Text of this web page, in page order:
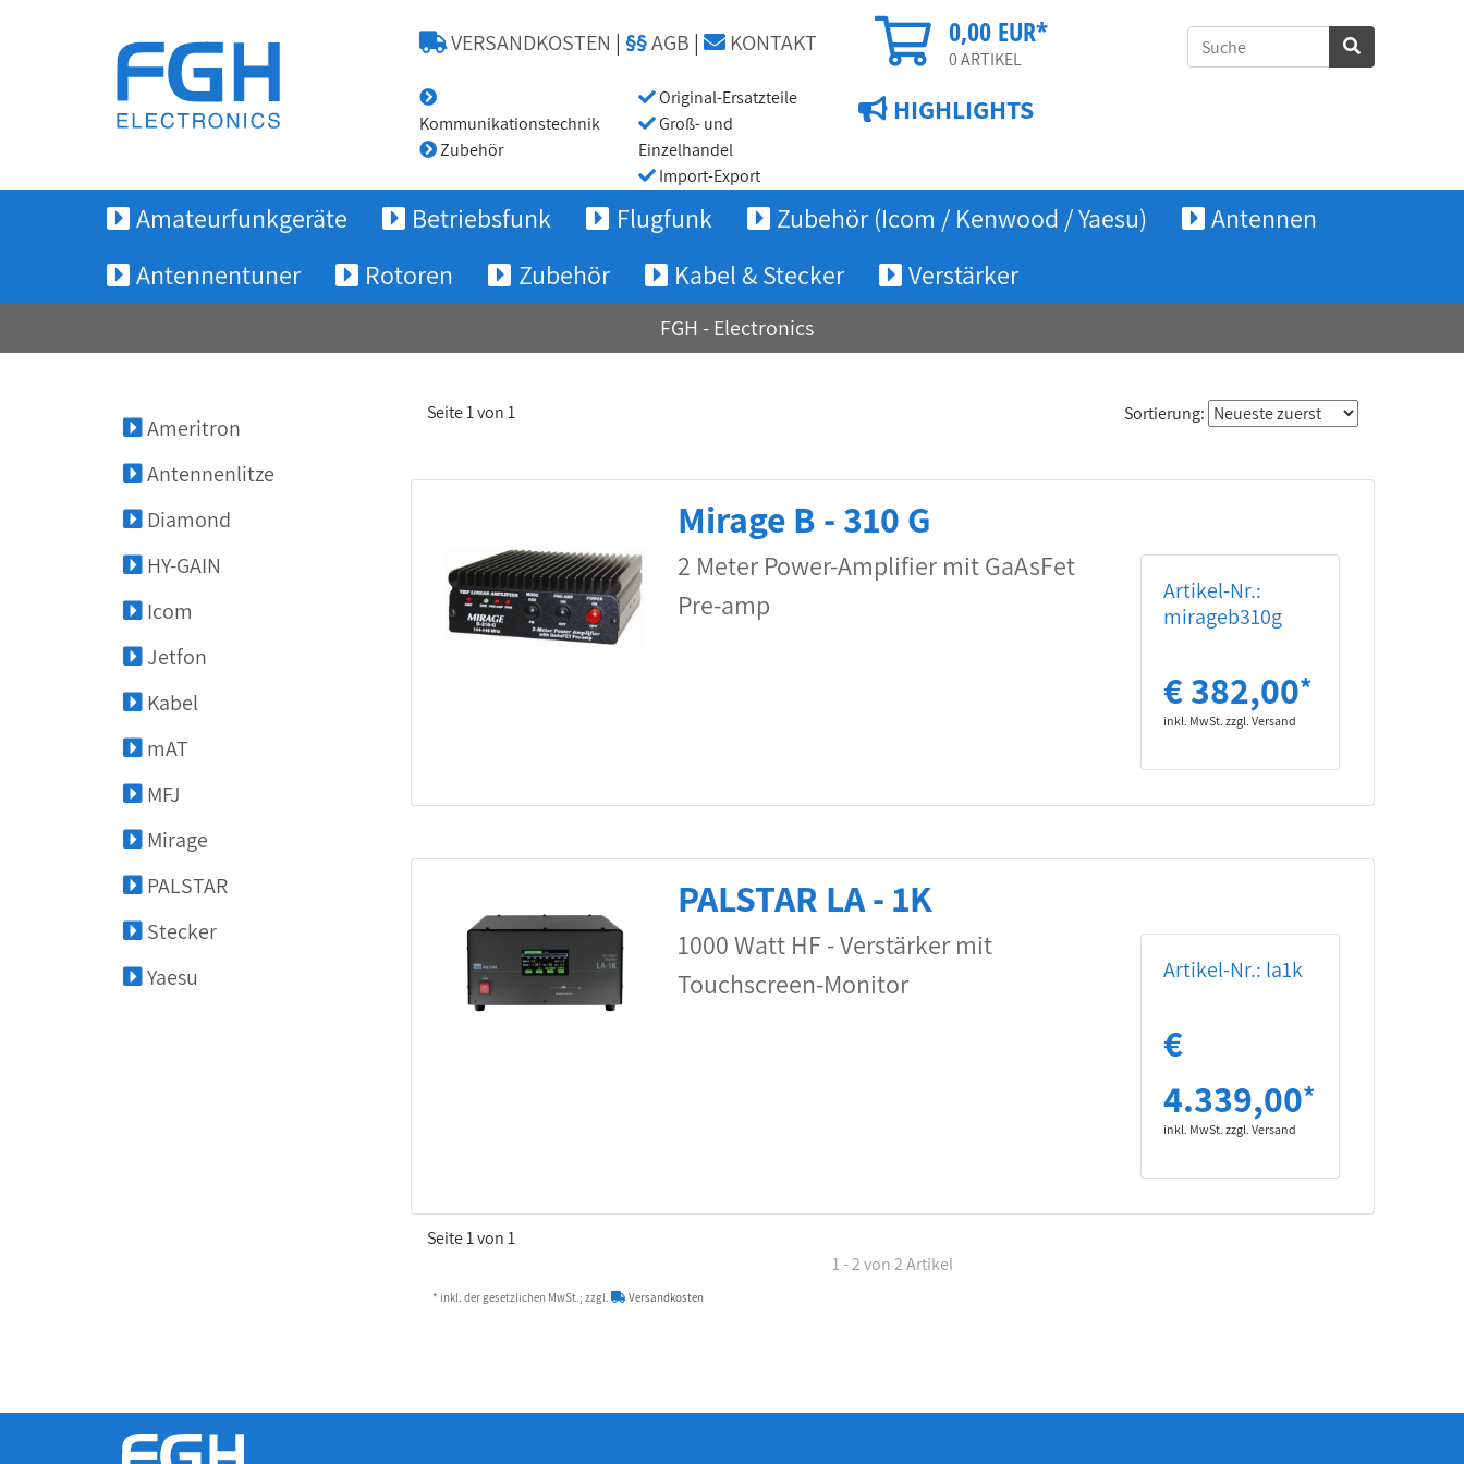
VERSANDKOSTEN | §§AGB | KONTAKT
Kommunikationstechnik
Zubehör
Original-Ersatzteile
Groß- und
Einzelhandel
Import-Export
0,00 EUR*
0ARTIKEL
HIGHLIGHTS
Amateurfunkgeräte Betriebsfunk Flugfunk Zubehör (Icom / Kenwood / Yaesu)
Antennen
Antennentuner
Rotoren Zubehör Kabel & Stecker Verstärker
FGH - Electronics
Ameritron
Antennenlitze
Diamond
HY-GAIN
Icom
Jetfon
Kabel
mAT
MFJ
Mirage
PALSTAR
Stecker
Yaesu
Seite 1 von 1 Sortierung:
Mirage B - 310 G
2 Meter Power-Amplifier mit GaAsFet
Pre-amp
Artikel-Nr.:
mirageb310g
€ 382,00*
inkl. MwSt. zzgl. Versand
PALSTAR LA - 1K
1000 Watt HF - Verstärker mit
Touchscreen-Monitor
Artikel-Nr.: la1k
€
4.339,00*
inkl. MwSt. zzgl. Versand
Seite 1 von 1
1 - 2 von 2 Artikel
* inkl. der gesetzlichen MwSt.; zzgl. Versandkosten